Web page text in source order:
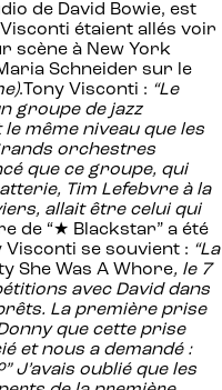
de David Bowie, est
étaient allés voir
scène à New York
Schneider sur le
.Tony Visconti : “Le
groupe de jazz
même niveau que les
orchestres
que ce groupe, qui
Tim Lefebvre à la
allait être celui qui
de “★ Blackstar” a été
se souvient : “La
She Was A Whore, le 7
avec David dans
La première prise
que cette prise
et nous a demandé :
J’avais oublié que les